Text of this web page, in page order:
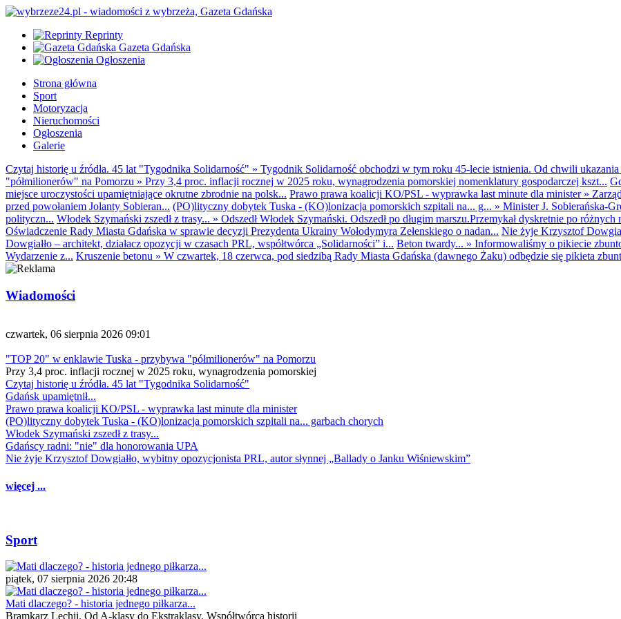
Reprinty
Gazeta Gdańska
Ogłoszenia
Strona główna
Sport
Motoryzacja
Nieruchomości
Ogłoszenia
Galerie
Czytaj historię u źródła. 45 lat "Tygodnika Solidarność" » Tygodnik Solidarność obchodzi w tym roku 45-lecie istnienia. Od chwili ukazania
"półmilionerów" na Pomorzu » Przy 3,4 proc. inflacji rocznej w 2025 roku, wynagrodzenia pomorskiej nomenklatury gospodarczej kszt...
miejsce uroczystości upamiętniające okrutne zbrodnie na polsk... Prawo prawa koalicji KO/PSL - wyprawka last minute dla minister»
przed powołaniem Jolanty Sobieran... (PO)lityczny dobytek Tuska - (KO)lonizacja pomorskich szpitali na... g... » Minister J. Sobierańska-
polityczn... Włodek Szymański zszedł z trasy... » Odszedł Włodek Szymański. Odszedł po długim marszu.Przemykał dyskretnie po różnych
Oświadczenie Rady Miasta Gdańska w sprawie decyzji Prezydenta Ukrainy Wołodymyra Zełenskiego o nadan... Nie żyje Krzysztof
Dowgiałło – architekt, działacz opozycji w czasach PRL, współtwórca „Solidarności” i... Beton twardy... » Informowaliśmy o pikiecie
Wydarzenie z... Kruszenie betonu » W czwartek, 18 czerwca, pod siedzibą Rady Miasta Gdańska (dawnego Żaku) odbędzie się pikieta
Wiadomości
czwartek, 06 sierpnia 2026 09:01
"TOP 20" w enklawie Tuska - przybywa "półmilionerów" na Pomorzu
Przy 3,4 proc. inflacji rocznej w 2025 roku, wynagrodzenia pomorskiej
Czytaj historię u źródła. 45 lat "Tygodnika Solidarność"
Gdańsk upamiętnił...
Prawo prawa koalicji KO/PSL - wyprawka last minute dla minister
(PO)lityczny dobytek Tuska - (KO)lonizacja pomorskich szpitali na... garbach chorych
Włodek Szymański zszedł z trasy...
Gdańscy radni: "nie" dla honorowania UPA
Nie żyje Krzysztof Dowgiałło, wybitny opozycjonista PRL, autor słynnej „Ballady o Janku Wiśniewskim”
więcej ...
Sport
piątek, 07 sierpnia 2026 20:48
Mati dlaczego? - historia jednego piłkarza...
Bramkarz Lechii. Od A-klasy do Ekstraklasy. Współtwórca historii